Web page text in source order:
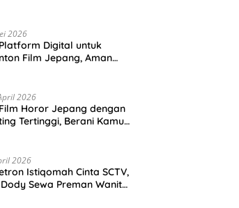
2026
Digital untuk
Film Jepang, Aman
2026
Horor Jepang dengan
Tertinggi, Berani Kamu
2026
Istiqomah Cinta SCTV,
Sewa Preman Wanita,